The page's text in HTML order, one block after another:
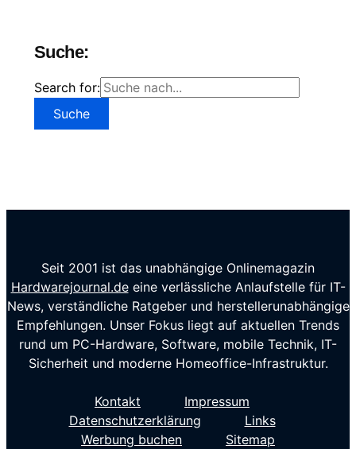
Suche:
Search for:
Seit 2001 ist das unabhängige Onlinemagazin
Hardwarejournal.deeine verlässliche Anlaufstelle für IT-
News, verständliche Ratgeber und herstellerunabhängige
Empfehlungen. Unser Fokus liegt auf aktuellen Trends
rund um PC-Hardware, Software, mobile Technik, IT-
Sicherheit und moderne Homeoffice-Infrastruktur.
Kontakt
Impressum
Datenschutzerklärung
Links
Werbung buchen
Sitemap